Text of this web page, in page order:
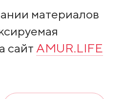
материалов
сайт AMUR.LIFE